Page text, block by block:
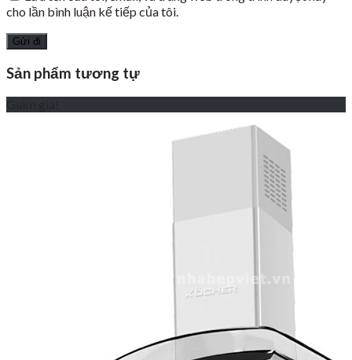
cho lần bình luận kế tiếp của tôi.
Sản phẩm tương tự